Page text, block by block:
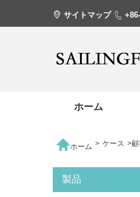
 サイトマップ 
ホーム
ホーム > ケース >
製品